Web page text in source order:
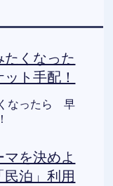
たくなった
ト手配！
なったら 早
マを決めよ
民泊」利用